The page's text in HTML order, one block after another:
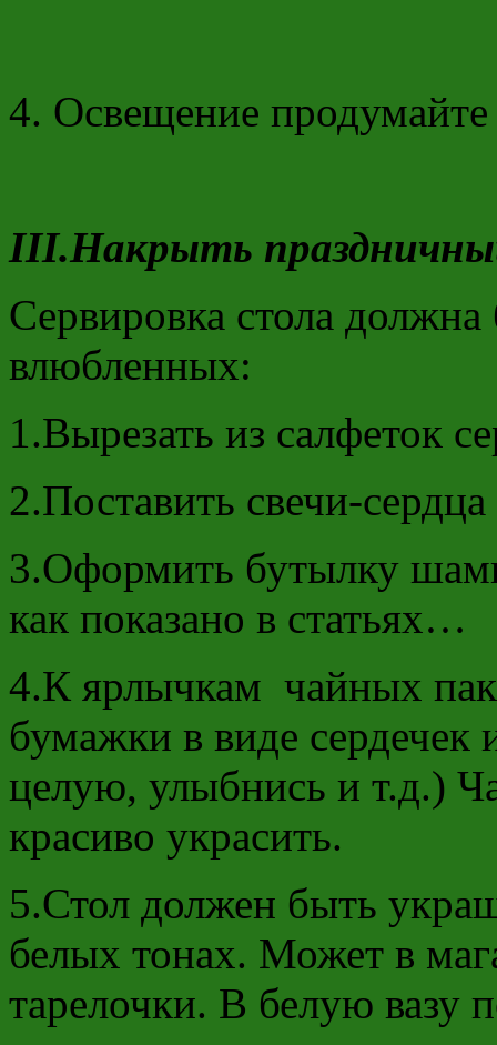
Освещение продумайте
III.Накрыть
Сервировка стола
влюбленных:
1.Вырезать из салфеток
2.Поставить свечи-сердца
3.Оформить бутылку
как показано в статьях…
4.К ярлычкам чайных
бумажки в виде
целую, улыбнись и т.д.)
красиво украсить.
5.Стол должен быть
белых тонах. Может в
тарелочки. В белую вазу